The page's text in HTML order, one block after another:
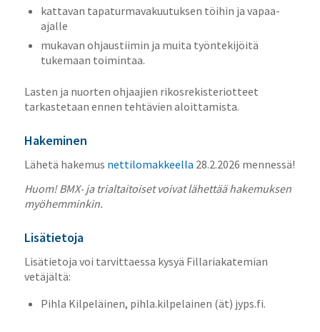
kattavan tapaturmavakuutuksen töihin ja vapaa-
ajalle
mukavan ohjaustiimin ja muita työntekijöitä
tukemaan toimintaa.
Lasten ja nuorten ohjaajien rikosrekisteriotteet
tarkastetaan ennen tehtävien aloittamista.
Hakeminen
Lähetä hakemus nettilomakkeella 28.2.2026 mennessä!
Huom! BMX- ja trialtaitoiset voivat lähettää hakemuksen
myöhemminkin.
Lisätietoja
Lisätietoja voi tarvittaessa kysyä Fillariakatemian
vetäjältä:
Pihla Kilpeläinen, pihla.kilpelainen (ät) jyps.fi.